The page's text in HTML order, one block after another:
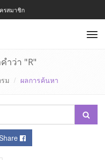
รสมาชิก
ำว่า "R"
ม ผลการค้นหา